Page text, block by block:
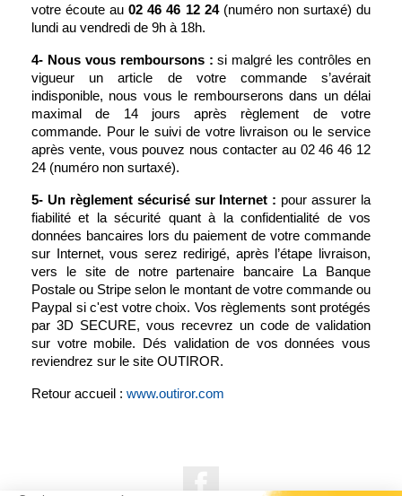
votre écoute au02 46 46 12 24 (numéro non surtaxé) du
lundi au vendredi de 9h à 18h.
4- Nous vous remboursons : si malgré les contrôles en
vigueur un article de votre commande s’avérait
indisponible, nous vous le rembourserons dans un délai
maximal de 14 jours après règlement de votre
commande. Pour le suivi de votre livraison ou le service
après vente, vous pouvez nous contacter au 02 46 46 12
24 (numéro non surtaxé).
5- Un règlement sécurisé sur Internet : pour assurer la
fiabilité et la sécurité quant à la confidentialité de vos
données bancaires lors du paiement de votre commande
sur Internet, vous serez redirigé, après l’étape livraison,
vers le site de notre partenaire bancaire La Banque
Postale ou Stripe selon le montant de votre commande ou
Paypal si c'est votre choix. Vos règlements sont protégés
par 3D SECURE, vous recevrez un code de validation
sur votre mobile. Dés validation de vos données vous
reviendrez sur le site OUTIROR.
Retour accueil : www.outiror.com